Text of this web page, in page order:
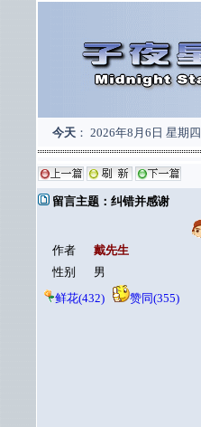
今天 ： 2026年8月6日 星期四
留言主题：纠错并感谢
作者
戴先生
性别
男
鲜花(432)
赞同(355)